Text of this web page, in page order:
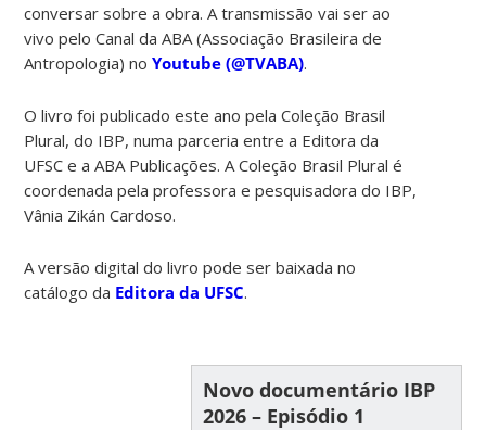
conversar sobre a obra. A transmissão vai ser ao
vivo pelo Canal da ABA (Associação Brasileira de
Antropologia) noYoutube (@TVABA).
O livro foi publicado este ano pela Coleção Brasil
Plural, do IBP, numa parceria entre a Editora da
UFSC e a ABA Publicações. A Coleção Brasil Plural é
coordenada pela professora e pesquisadora do IBP,
Vânia Zikán Cardoso.
A versão digital do livro pode ser baixada no
catálogo da Editora da UFSC.
Novo documentário IBP
2026 – Episódio 1